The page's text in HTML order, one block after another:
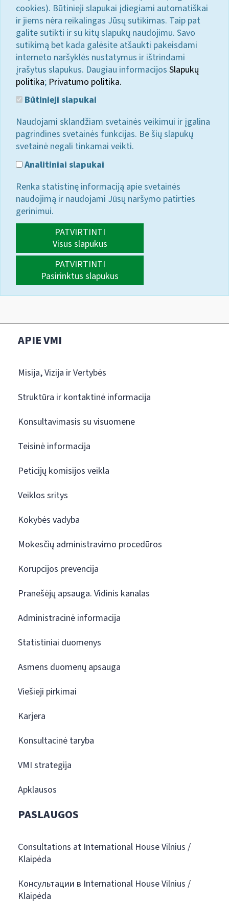
cookies). Būtinieji slapukai įdiegiami automatiškai
ir jiems nėra reikalingas Jūsų sutikimas. Taip pat
galite sutikti ir su kitų slapukų naudojimu. Savo
sutikimą bet kada galėsite atšaukti pakeisdami
interneto naršyklės nustatymus ir ištrindami
įrašytus slapukus. Daugiau informacijos Slapukų
politika; Privatumo politika.
Būtinieji slapukai
Naudojami sklandžiam svetainės veikimui ir įgalina
pagrindines svetainės funkcijas. Be šių slapukų
svetainė negali tinkamai veikti.
Analitiniai slapukai
Renka statistinę informaciją apie svetainės
naudojimą ir naudojami Jūsų naršymo patirties
gerinimui.
PATVIRTINTI
Visus slapukus
PATVIRTINTI
Pasirinktus slapukus
APIE VMI
Misija, Vizija ir Vertybės
Struktūra ir kontaktinė informacija
Konsultavimasis su visuomene
Teisinė informacija
Peticijų komisijos veikla
Veiklos sritys
Kokybės vadyba
Mokesčių administravimo procedūros
Korupcijos prevencija
Pranešėjų apsauga. Vidinis kanalas
Administracinė informacija
Statistiniai duomenys
Asmens duomenų apsauga
Viešieji pirkimai
Karjera
Konsultacinė taryba
VMI strategija
Apklausos
PASLAUGOS
Consultations at International House Vilnius /
Klaipėda
Консультации в International House Vilnius /
Klaipėda